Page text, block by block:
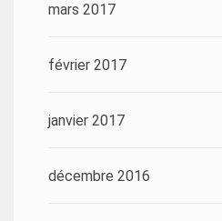
mars 2017
février 2017
janvier 2017
décembre 2016